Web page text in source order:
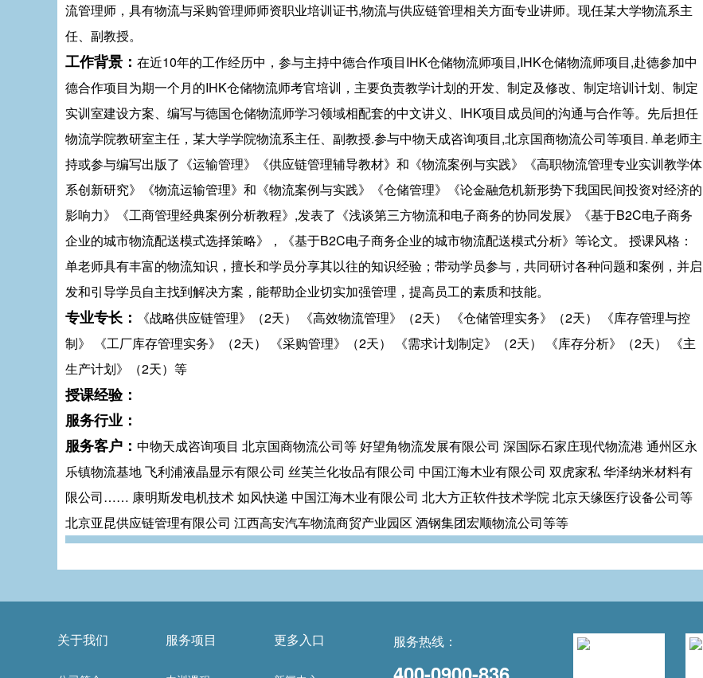
流管理师，具有物流与采购管理师师资职业培训证书,物流与供应链管理相关方面专业讲师。现任某大学物流系主
任、副教授。
工作背景： 在近10年的工作经历中，参与主持中德合作项目IHK仓储物流师项目,IHK仓储物流师项目,赴德参加中
德合作项目为期一个月的IHK仓储物流师考官培训，主要负责教学计划的开发、制定及修改、制定培训计划、制定
实训室建设方案、编写与德国仓储物流师学习领域相配套的中文讲义、IHK项目成员间的沟通与合作等。先后担任
物流学院教研室主任，某大学学院物流系主任、副教授.参与中物天成咨询项目,北京国商物流公司等项目. 单老师主
持或参与编写出版了《运输管理》《供应链管理辅导教材》和《物流案例与实践》《高职物流管理专业实训教学体
系创新研究》《物流运输管理》和《物流案例与实践》《仓储管理》《论金融危机新形势下我国民间投资对经济的
影响力》《工商管理经典案例分析教程》,发表了《浅谈第三方物流和电子商务的协同发展》《基于B2C电子商务
企业的城市物流配送模式选择策略》，《基于B2C电子商务企业的城市物流配送模式分析》等论文。 授课风格：
单老师具有丰富的物流知识，擅长和学员分享其以往的知识经验；带动学员参与，共同研讨各种问题和案例，并启
发和引导学员自主找到解决方案，能帮助企业切实加强管理，提高员工的素质和技能。
专业专长：
《战略供应链管理》（2天） 《高效物流管理》（2天） 《仓储管理实务》（2天） 《库存管理与控
制》 《工厂库存管理实务》（2天） 《采购管理》（2天） 《需求计划制定》（2天） 《库存分析》（2天） 《主
生产计划》（2天）等
授课经验：
服务行业：
服务客户： 中物天成咨询项目 北京国商物流公司等 好望角物流发展有限公司 深国际石家庄现代物流港 通州区永
乐镇物流基地 飞利浦液晶显示有限公司 丝芙兰化妆品有限公司 中国江海木业有限公司 双虎家私 华泽纳米材料有
限公司…… 康明斯发电机技术 如风快递 中国江海木业有限公司 北大方正软件技术学院 北京天缘医疗设备公司等
北京亚昆供应链管理有限公司 江西高安汽车物流商贸产业园区 酒钢集团宏顺物流公司等等
关于我们 服务项目 更多入口 服务热线：